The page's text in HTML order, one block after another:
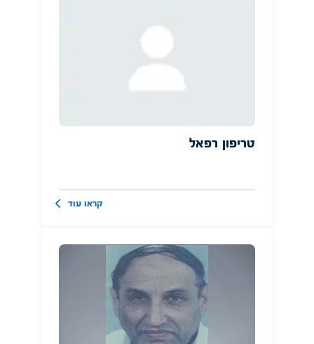
טריפון רפאל
קראו עוד